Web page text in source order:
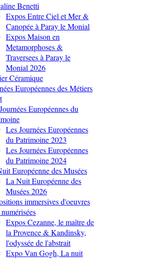
Benetti
Expos Entre Ciel et Mer &
Canopée à Paray le Monial
Expos Maison en
Metamorphoses &
Traversees à Paray le
Monial 2026
Céramique
Européennes des Métiers
Européennes du
Les Journées Européennes
du Patrimoine 2023
Les Journées Européennes
du Patrimoine 2024
Européenne des Musées
La Nuit Européenne des
Musées 2026
immersives d'oeuvres
Expos Cezanne, le maître de
la Provence & Kandinsky,
l'odyssée de l'abstrait
Expo Van Gogh, La nuit